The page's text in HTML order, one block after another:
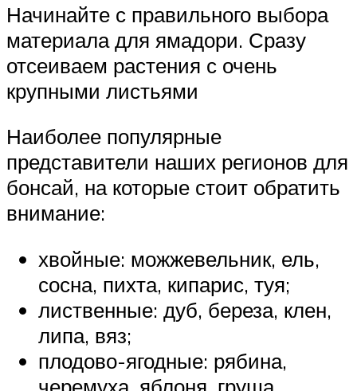
Начинайте с правильного выбора
материала для ямадори. Сразу
отсеиваем растения с очень
крупными листьями
Наиболее популярные
представители наших регионов для
бонсай, на которые стоит обратить
внимание:
хвойные: можжевельник, ель,
сосна, пихта, кипарис, туя;
лиственные: дуб, береза, клен,
липа, вяз;
плодово-ягодные: рябина,